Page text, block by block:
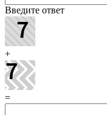
Введите ответ
+
=